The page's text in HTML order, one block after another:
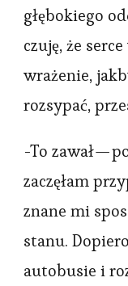
głębokiego
czuję, że
wrażenie,
rozsypać,
-To zawał —
zaczęłam
znane mi
stanu.
autobusie i